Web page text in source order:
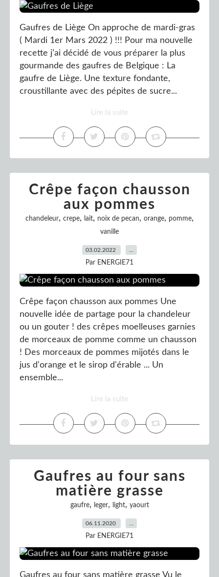
Gaufres de Liège On approche de mardi-gras
( Mardi 1er Mars 2022 ) !!! Pour ma nouvelle
recette j’ai décidé de vous préparer la plus
gourmande des gaufres de Belgique : La
gaufre de Liège. Une texture fondante,
croustillante avec des pépites de sucre...
Lire la suite
Crêpe façon chausson
aux pommes
chandeleur, crepe, lait, noix de pecan, orange, pomme,
vanille
03.02.2022
Par ENERGIE71
Crêpe façon chausson aux pommes Une
nouvelle idée de partage pour la chandeleur
ou un gouter ! des crêpes moelleuses garnies
de morceaux de pomme comme un chausson
! Des morceaux de pommes mijotés dans le
jus d'orange et le sirop d'érable ... Un
ensemble...
Lire la suite
Gaufres au four sans
matière grasse
gaufre, leger, light, yaourt
06.11.2020
Par ENERGIE71
Gaufres au four sans matière grasse Vu le